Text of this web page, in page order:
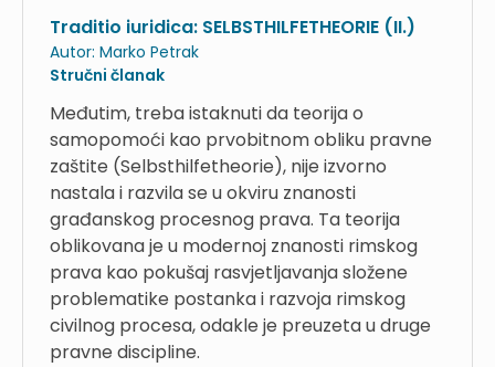
Traditio iuridica: SELBSTHILFETHEORIE (II.)
Autor: Marko Petrak
Stručni članak
Međutim, treba istaknuti da teorija o
samopomoći kao prvobitnom obliku pravne
zaštite (Selbsthilfetheorie), nije izvorno
nastala i razvila se u okviru znanosti
građanskog procesnog prava. Ta teorija
oblikovana je u modernoj znanosti rimskog
prava kao pokušaj rasvjetljavanja složene
problematike postanka i razvoja rimskog
civilnog procesa, odakle je preuzeta u druge
pravne discipline.